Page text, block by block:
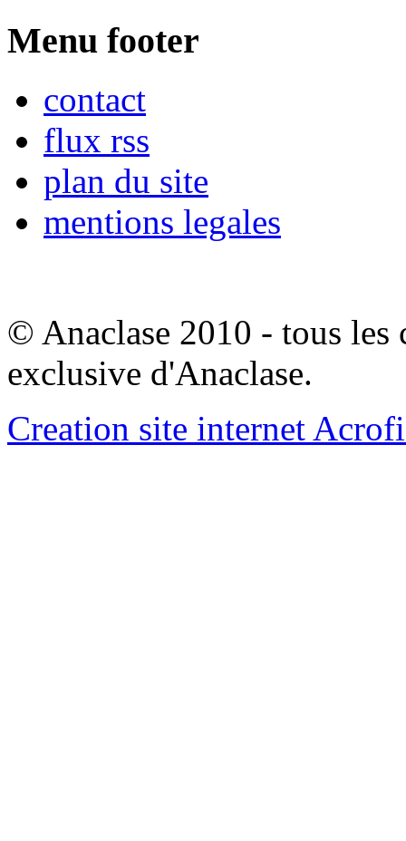
Menu footer
contact
flux rss
plan du site
mentions legales
© Anaclase 2010 - tous les
exclusive d'Anaclase.
Creation site internet